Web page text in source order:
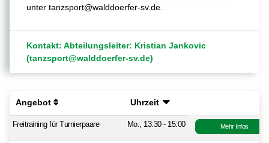
unter tanzsport@walddoerfer-sv.de.
Kontakt: Abteilungsleiter: Kristian Jankovic
(tanzsport@walddoerfer-sv.de)
Angebot Uhrzeit
Freitraining für Turnierpaare Mo., 13:30 - 15:00 Mehr Infos